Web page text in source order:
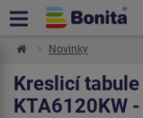
Novinky
Kreslicí
KTA6120KW